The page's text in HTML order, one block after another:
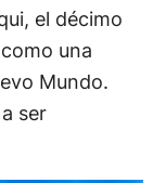
el décimo
una
Mundo.
ser